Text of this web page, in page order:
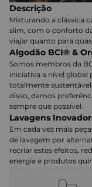
Descrição
Misturando a clássica
slim, com o conforto
viajar quanto para
Algodão BCI® &
Somos membros da
iniciativa a nível global
totalmente
disso, damos
sempre que possível.
Lavagens
Em cada vez mais
de lavagem por
recriar estes efeitos,
energia e produtos